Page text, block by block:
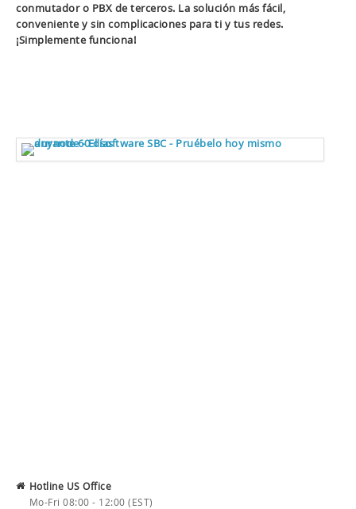
conmutador o PBX de terceros. La solución más fácil,
conveniente y sin complicaciones para ti y tus redes.
¡Simplemente funciona!
Hotline US Office
Mo-Fri 08:00 - 12:00 (EST)